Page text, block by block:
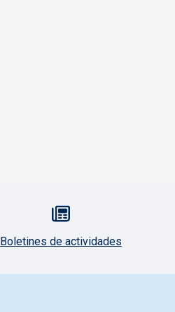
Boletines de actividades